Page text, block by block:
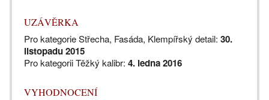
UZÁVĚRKA
Pro kategorie Střecha, Fasáda, Klempířský detail: 30.
listopadu 2015
Pro kategorii Těžký kalibr: 4. ledna 2016
VYHODNOCENÍ